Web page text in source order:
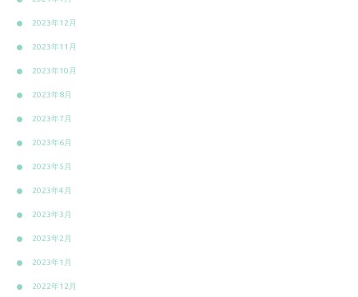
2023年12月
2023年11月
2023年10月
2023年8月
2023年7月
2023年6月
2023年5月
2023年4月
2023年3月
2023年2月
2023年1月
2022年12月